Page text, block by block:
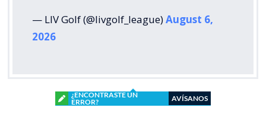
— LIV Golf (@livgolf_league)August 6,
2026
¿ENCONTRASTE UN
ERROR?
AVÍSANOS